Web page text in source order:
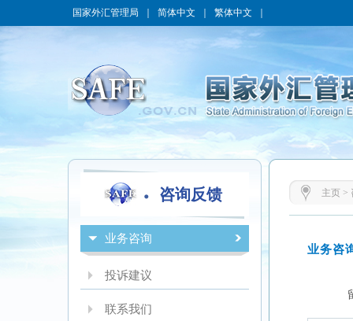
国家外汇管理局 简体中文 繁体中文
咨询反馈
业务咨询
投诉建议
联系我们
主页 >